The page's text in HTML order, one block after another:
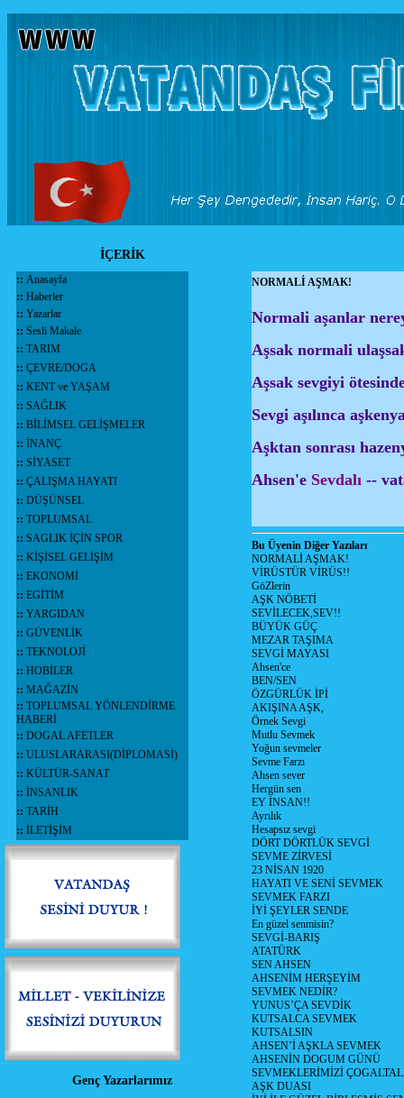
İÇERİK
:: Anasayfa
:: Haberler
:: Yazarlar
:: Sesli Makale
:: TARIM
:: ÇEVRE/DOGA
:: KENT ve YAŞAM
:: SAĞLIK
:: BİLİMSEL GELİŞMELER
:: İNANÇ
:: SİYASET
:: ÇALIŞMA HAYATI
:: DÜŞÜNSEL
:: TOPLUMSAL
:: SAGLIK İÇİN SPOR
:: KİŞİSEL GELİŞİM
:: EKONOMİ
:: EGİTİM
:: YARGIDAN
:: GÜVENLİK
:: TEKNOLOJİ
:: HOBİLER
:: MAĞAZİN
:: TOPLUMSAL YÖNLENDİRME
HABERİ
:: DOGAL AFETLER
:: ULUSLARARASI(DİPLOMASİ)
:: KÜLTÜR-SANAT
:: İNSANLIK
:: TARİH
:: İLETİŞİM
Genç Yazarlarımız
NORMALİ AŞMAK!
Normali aşanlar
Aşsak normali
Aşsak sevgiyi
Sevgi aşılınca
Aşktan sonrası
Ahsen'e Sevdalı --
Bu Üyenin Diğer Yazıları
NORMALİ AŞMAK!
VİRÜSTÜR VİRÜS!!
GöZlerin
AŞK NÖBETİ
SEVİLECEK,SEV!!
BÜYÜK GÜÇ
MEZAR TAŞIMA
SEVGİ MAYASI
Ahsen'ce
BEN/SEN
ÖZGÜRLÜK İPİ
AKIŞINA AŞK,
Örnek Sevgi
Mutlu Sevmek
Yoğun sevmeler
Sevme Farzı
Ahsen sever
Hergün sen
EY İNSAN!!
Ayrılık
Hesapsız sevgi
DÖRT DÖRTLÜK SEVGİ
SEVME ZİRVESİ
23 NİSAN 1920
HAYATI VE SENİ SEVMEK
SEVMEK FARZI
İYİ ŞEYLER SENDE
En güzel senmisin?
SEVGİ-BARIŞ
ATATÜRK
SEN AHSEN
AHSENİM HERŞEYİM
SEVMEK NEDİR?
YUNUS’ÇA SEVDİK
KUTSALCA SEVMEK
KUTSALSIN
AHSEN’İ AŞKLA SEVMEK
AHSENİN DOGUM GÜNÜ
SEVMEKLERİMİZİ
AŞK DUASI